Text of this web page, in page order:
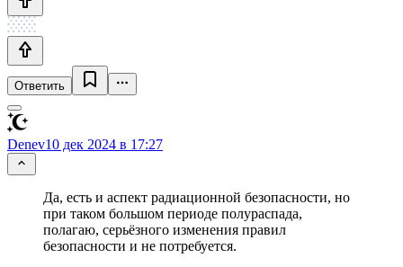
Ответить
Denev10 дек 2024 в 17:27
Да, есть и аспект радиационной безопасности, но
при таком большом периоде полураспада,
полагаю, серьёзного изменения правил
безопасности и не потребуется.